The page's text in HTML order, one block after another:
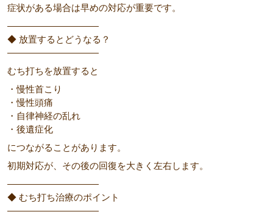
症状がある場合は早めの対応が重要です。
――――――――――
◆ 放置するとどうなる？
――――――――――
むち打ちを放置すると
・慢性首こり
・慢性頭痛
・自律神経の乱れ
・後遺症化
につながることがあります。
初期対応が、その後の回復を大きく左右します。
――――――――――
◆ むち打ち治療のポイント
――――――――――